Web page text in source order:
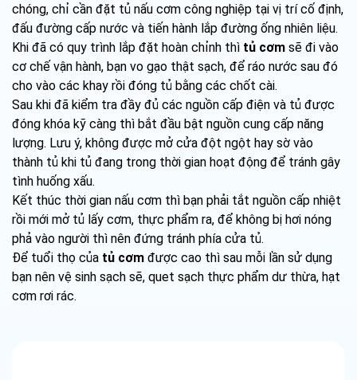
chóng, chỉ cần đặt tủ nấu cơm công nghiệp tại vị trí cố định,
đấu đường cấp nước và tiến hành lắp đường ống nhiên liệu.
Khi đã có quy trình lắp đặt hoàn chỉnh thì tủ cơm sẽ đi vào
cơ chế vận hành, bạn vo gạo thật sạch, để ráo nước sau đó
cho vào các khay rồi đóng tủ bằng các chốt cài.
Sau khi đã kiểm tra đầy đủ các nguồn cấp điện và tủ được
đóng khóa kỹ càng thì bắt đầu bật nguồn cung cấp năng
lượng. Lưu ý, không được mở cửa đột ngột hay sờ vào
thành tủ khi tủ đang trong thời gian hoạt động để tránh gây
tình huống xấu.
Kết thúc thời gian nấu cơm thì bạn phải tắt nguồn cấp nhiệt
rồi mới mở tủ lấy cơm, thực phẩm ra, để không bị hơi nóng
phả vào người thì nên đứng tránh phía cửa tủ.
Để tuổi thọ của tủ cơm được cao thì sau mỗi lần sử dụng
bạn nên vệ sinh sạch sẽ, quet sạch thực phẩm dư thừa, hạt
cơm rơi rác.